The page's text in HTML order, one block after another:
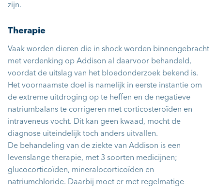
zijn.
Therapie
Vaak worden dieren die in shock worden binnengebracht
met verdenking op Addison al daarvoor behandeld,
voordat de uitslag van het bloedonderzoek bekend is.
Het voornaamste doel is namelijk in eerste instantie om
de extreme uitdroging op te heffen en de negatieve
natriumbalans te corrigeren met corticosteroïden en
intraveneus vocht. Dit kan geen kwaad, mocht de
diagnose uiteindelijk toch anders uitvallen.
De behandeling van de ziekte van Addison is een
levenslange therapie, met 3 soorten medicijnen;
glucocorticoïden, mineralocorticoïden en
natriumchloride. Daarbij moet er met regelmatige